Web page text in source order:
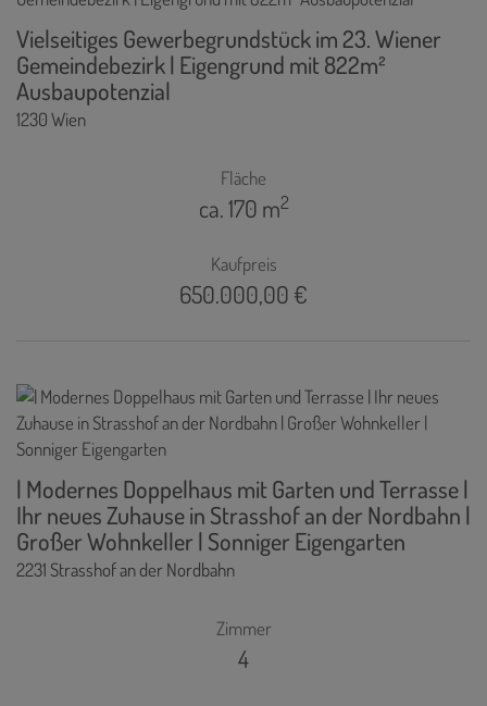
Vielseitiges Gewerbegrundstück im 23. Wiener
Gemeindebezirk | Eigengrund mit 822m²
Ausbaupotenzial
1230 Wien
Fläche
ca. 170 m2
Kaufpreis
650.000,00 €
| Modernes Doppelhaus mit Garten und Terrasse |
Ihr neues Zuhause in Strasshof an der Nordbahn |
Großer Wohnkeller | Sonniger Eigengarten
2231 Strasshof an der Nordbahn
Zimmer
4